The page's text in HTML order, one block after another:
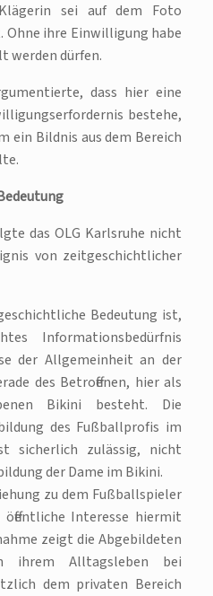
sei auf dem Foto
ihre Einwilligung habe
werden dürfen.
dass hier eine
bestehe,
ein Bildnis aus dem Bereich
das OLG Karlsruhe nicht
von zeitgeschichtlicher
Bedeutung ist,
Informationsbedürfnis
der Allgemeinheit an der
des Betroffenen, hier als
Bikini besteht. Die
des Fußballprofis im
sicherlich zulässig, nicht
der Dame im Bikini.
zu dem Fußballspieler
Interesse hiermit
zeigt die Abgebildeten
Alltagsleben bei
dem privaten Bereich